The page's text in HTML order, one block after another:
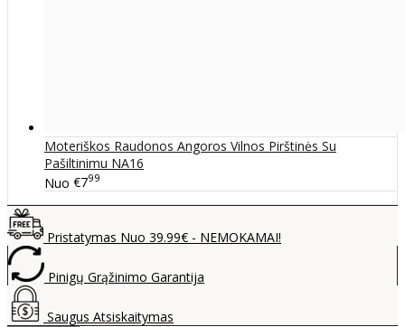
Moteriškos Raudonos Angoros Vilnos Pirštinės Su
Pašiltinimu NA16
Nuo €799
Pristatymas Nuo 39.99€ - NEMOKAMAI!
Pinigų Grąžinimo Garantija
Saugus Atsiskaitymas